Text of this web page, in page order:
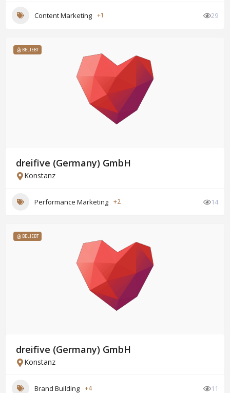
Content Marketing +1 29
BELIEBT
dreifive (Germany) GmbH
Konstanz
Performance Marketing +2 14
BELIEBT
dreifive (Germany) GmbH
Konstanz
Brand Building +4 11